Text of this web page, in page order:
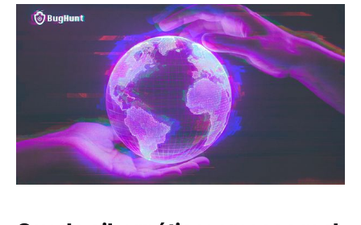
consultar dados. O invasor não recebe mensagens de
erro explícitas, mas mesmo assim consegue